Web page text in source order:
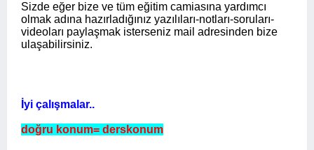
Sizde eğer bize ve tüm eğitim camiasına yardımcı
olmak adına hazırladığınız yazılıları-notları-soruları-
videoları paylaşmak isterseniz mail adresinden bize
ulaşabilirsiniz.
İyi çalışmalar..
doğru konum= derskonum